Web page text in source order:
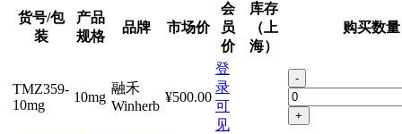
货号/包
装
产品
规格
品牌 市场价
会
员
价
库存
（上
海）
购买数量
TMZ359-
10mg
10mg
融禾
Winherb
¥500.00
登
录
可
见
-
+